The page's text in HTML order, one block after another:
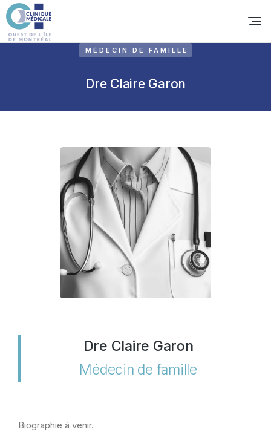
MÉDECIN DE FAMILLE
Dre Claire Garon
Dre Claire Garon
Médecin de famille
Biographie à venir.